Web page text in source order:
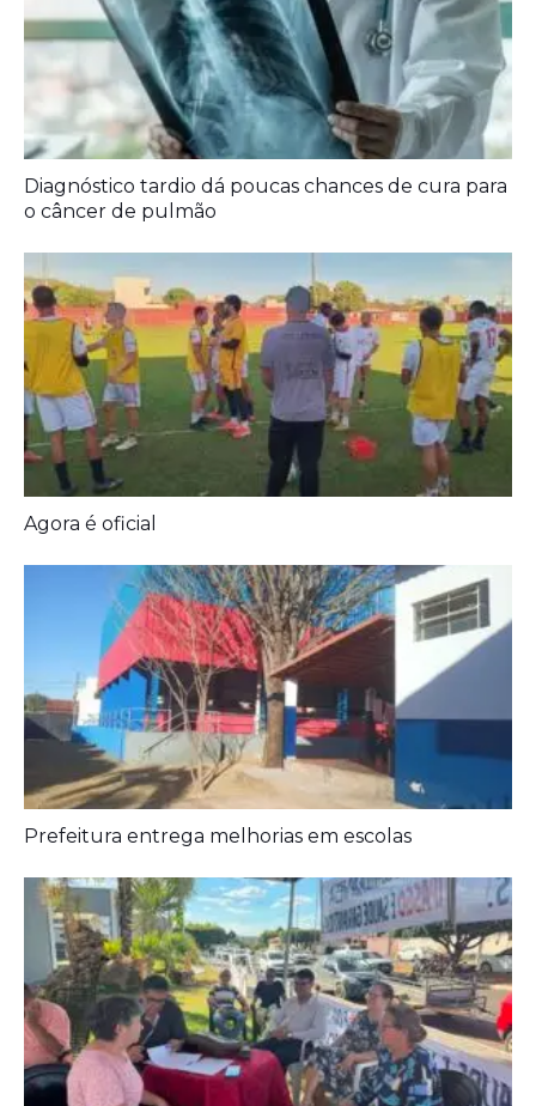
A Democracia Contemporânea
Diagnóstico tardio dá poucas chances de cura para
o câncer de pulmão
Agora é oficial